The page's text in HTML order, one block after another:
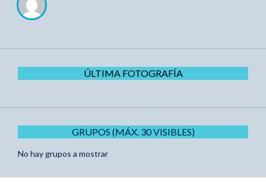
ÚLTIMA FOTOGRAFÍA
GRUPOS (MÁX. 30 VISIBLES)
No hay grupos a mostrar